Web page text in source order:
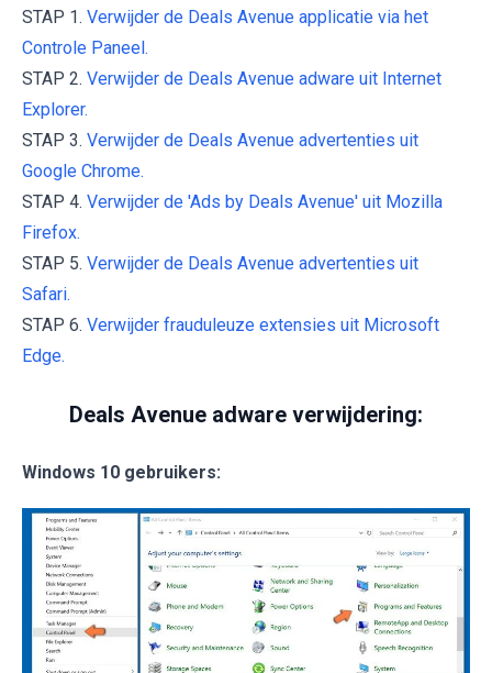
STAP 1. Verwijder de Deals Avenue applicatie via het
Controle Paneel.
STAP 2. Verwijder de Deals Avenue adware uit Internet
Explorer.
STAP 3. Verwijder de Deals Avenue advertenties uit
Google Chrome.
STAP 4. Verwijder de 'Ads by Deals Avenue' uit Mozilla
Firefox.
STAP 5. Verwijder de Deals Avenue advertenties uit
Safari.
STAP 6. Verwijder frauduleuze extensies uit Microsoft
Edge.
Deals Avenue adware verwijdering:
Windows 10 gebruikers: